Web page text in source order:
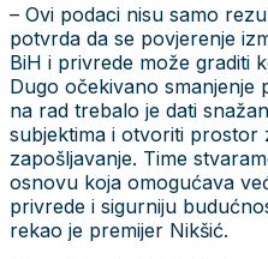
– Ovi podaci nisu samo
potvrda da se povjerenje
BiH i privrede može graditi
Dugo očekivano smanjenje
na rad trebalo je dati
subjektima i otvoriti prostor
zapošljavanje. Time
osnovu koja omogućava
privrede i sigurniju
rekao je premijer Nikšić.